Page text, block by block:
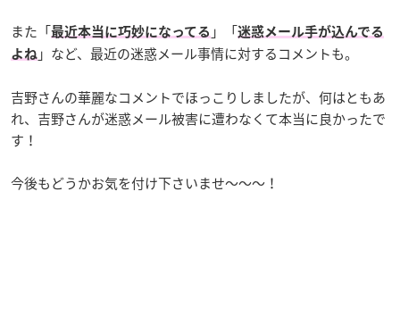
また「最近本当に巧妙になってる 」「迷惑メール手が込んでる
よね 」など、最近の迷惑メール事情に対するコメントも。
吉野さんの華麗なコメントでほっこりしましたが、何はともあ
れ、吉野さんが迷惑メール被害に遭わなくて本当に良かったで
す！
今後もどうかお気を付け下さいませ～～～！